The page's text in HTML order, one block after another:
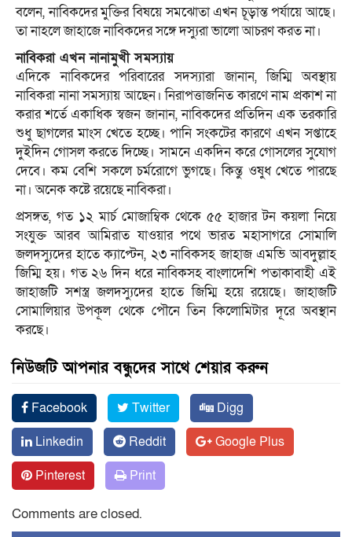
বলেন, নাবিকদের মুক্তির বিষয়ে সমঝোতা এখন চূড়ান্ত পর্যায়ে আছে।
তা নাহলে জাহাজে নাবিকদের সঙ্গে দস্যুরা ভালো আচরণ করত না।
নাবিকরা এখন নানামুখী সমস্যায়
এদিকে নাবিকদের পরিবারের সদস্যারা জানান, জিম্মি অবস্থায়
নাবিকরা নানা সমস্যায় আছেন। নিরাপত্তাজনিত কারণে নাম প্রকাশ না
করার শর্তে একাধিক স্বজন জানান, নাবিকদের প্রতিদিন এক তরকারি
শুধু ছাগলের মাংস খেতে হচ্ছে। পানি সংকটের কারণে এখন সপ্তাহে
দুইদিন গোসল করতে দিচ্ছে। সামনে একদিন করে গোসলের সুযোগ
দেবে। কম বেশি সকলে চর্মরোগে ভুগছে। কিন্তু ওষুধ খেতে পারছে
না। অনেক কষ্টে রয়েছে নাবিকরা।
প্রসঙ্গত, গত ১২ মার্চ মোজাম্বিক থেকে ৫৫ হাজার টন কয়লা নিয়ে
সংযুক্ত আরব আমিরাত যাওয়ার পথে ভারত মহাসাগরে সোমালি
জলদস্যুদের হাতে ক্যাপ্টেন, ২৩ নাবিকসহ জাহাজ এমভি আবদুল্লাহ
জিম্মি হয়। গত ২৬ দিন ধরে নাবিকসহবাংলাদেশ ি পতাকাবাহী এই
জাহাজটি সশস্ত্র জলদস্যুদের হাতে জিম্মি হয়ে রয়েছে। জাহাজটি
সোমালিয়ার উপকূল থেকে পৌনে তিন কিলোমিটার দূরে অবস্থান
করছে।
নিউজটি আপনার বন্ধুদের সাথে শেয়ার করুন
Facebook Twitter
Digg
Linkedin
Reddit
Google Plus
Pinterest
Print
Comments are closed.